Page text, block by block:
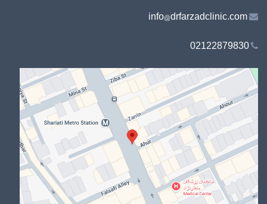
info@drfarzadclinic.com
02122879830